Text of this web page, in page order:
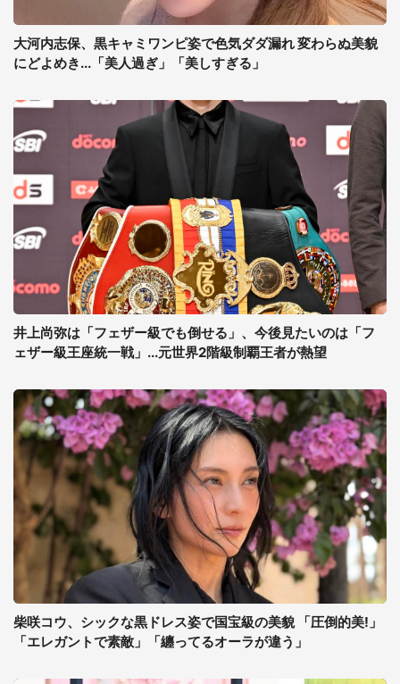
大河内志保、黒キャミワンピ姿で色気ダダ漏れ 変わらぬ美貌
にどよめき...「美人過ぎ」「美しすぎる」
井上尚弥は「フェザー級でも倒せる」、今後見たいのは「フ
ェザー級王座統一戦」...元世界2階級制覇王者が熱望
柴咲コウ、シックな黒ドレス姿で国宝級の美貌 「圧倒的美!」
「エレガントで素敵」「纏ってるオーラが違う」